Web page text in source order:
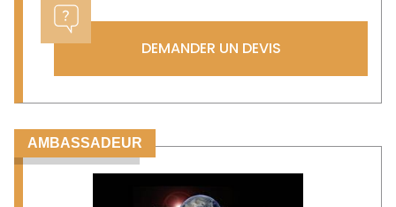
DEMANDER UN DEVIS
AMBASSADEUR